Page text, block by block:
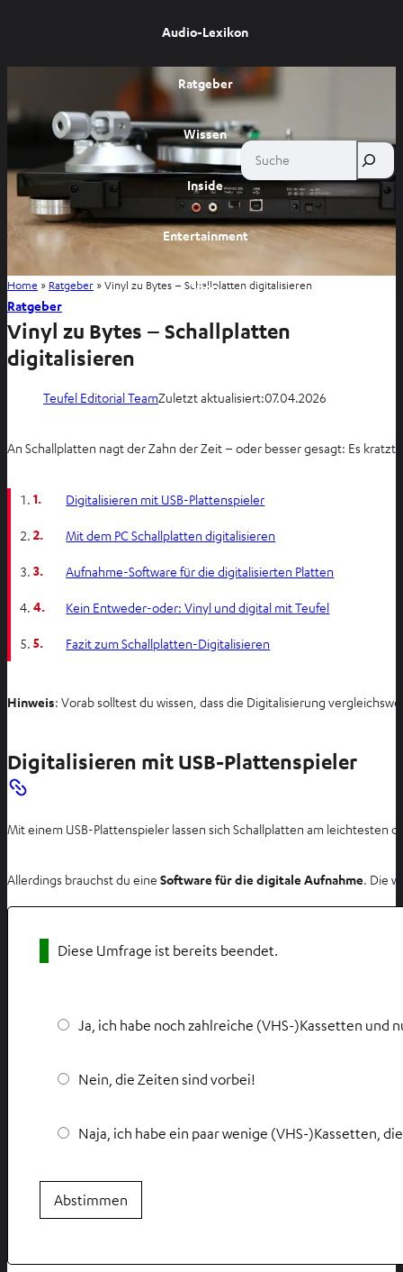
Audio-Lexikon
Ratgeber
Wissen
Inside
Entertainment
Shop
Suche
Home » Ratgeber »Vinyl zu Bytes – Schallplatten digitalisieren
Ratgeber
Vinyl zu Bytes – Schallplatten
digitalisieren
Teufel Editorial TeamZuletzt aktualisiert:07.04.2026
An Schallplatten nagt der Zahn der Zeit – oder besser gesagt: Es
1. Digitalisieren mit USB-Plattenspieler
2. Mit dem PC Schallplatten digitalisieren
3. Aufnahme-Software für die digitalisierten Platten
4. Kein Entweder-oder: Vinyl und digital mit Teufel
5. Fazit zum Schallplatten-Digitalisieren
Hinweis: Vorab solltest du wissen, dass die Digitalisierung
Digitalisieren mit USB-Plattenspieler
Mit einem USB-Plattenspieler lassen sich Schallplatten am leichtesten
Allerdings brauchst du eine Software für die digitale Aufnahme. Die
Diese Umfrage ist bereits beendet.
Ja, ich habe noch zahlreiche (VHS-)Kassetten und
Nein, die Zeiten sind vorbei!
Naja, ich habe ein paar wenige (VHS-)Kassetten,
Abstimmen